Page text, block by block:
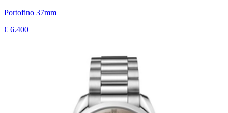
Portofino 37mm
€ 6.400